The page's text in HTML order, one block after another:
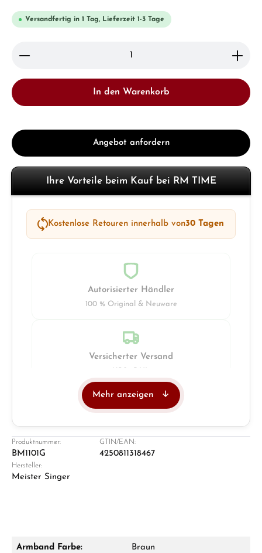
Versandfertig in 1 Tag, Lieferzeit 1-3 Tage
Produkt Anzahl: Gib den gewünschten Wert ein
In den Warenkorb
Angebot anfordern
Ihre Vorteile beim Kauf bei RM TIME
Kostenlose Retouren innerhalb von30 Tagen
Autorisierter Händler
100 % Original & Neuware
Versicherter Versand
Ladengeschäft in Solingen
Mehr anzeigen
Produktnummer:
BM1101G
GTIN/EAN:
4250811318467
Hersteller:
Meister Singer
Armband Farbe: Braun